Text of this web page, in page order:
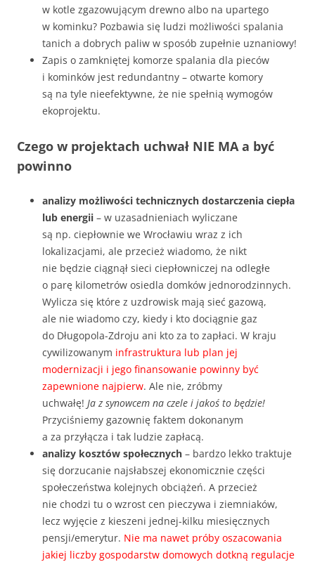
w kotle zgazowującym drewno albo na upartego
w kominku? Pozbawia się ludzi możliwości spalania
tanich a dobrych paliw w sposób zupełnie uznaniowy!
Zapis o zamkniętej komorze spalania dla pieców
i kominków jest redundantny – otwarte komory
są na tyle nieefektywne, że nie spełnią wymogów
ekoprojektu.
Czego w projektach uchwał NIE MA a być
powinno
analizy możliwości technicznych dostarczenia ciepła
lub energii – w uzasadnieniach wyliczane
są np. ciepłownie we Wrocławiu wraz z ich
lokalizacjami, ale przecież wiadomo, że nikt
nie będzie ciągnął sieci ciepłowniczej na odległe
o parę kilometrów osiedla domków jednorodzinnych.
Wylicza się które z uzdrowisk mają sieć gazową,
ale nie wiadomo czy, kiedy i kto dociągnie gaz
do Długopola-Zdroju ani kto za to zapłaci. W kraju
cywilizowanym infrastruktura lub plan jej
modernizacji i jego finansowanie powinny być
zapewnione najpierw. Ale nie, zróbmy
uchwałę! Ja z synowcem na czele i jakoś to będzie!
Przyciśniemy gazownię faktem dokonanym
a za przyłącza i tak ludzie zapłacą.
analizy kosztów społecznych – bardzo lekko traktuje
się dorzucanie najsłabszej ekonomicznie części
społeczeństwa kolejnych obciążeń. A przecież
nie chodzi tu o wzrost cen pieczywa i ziemniaków,
lecz wyjęcie z kieszeni jednej-kilku miesięcznych
pensji/emerytur. Nie ma nawet próby oszacowania
jakiej liczby gospodarstw domowych dotkną regulacje